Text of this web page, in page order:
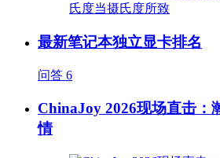
最新笔记本独立显卡排名
问答 6
ChinaJoy 2026现场直击：
情